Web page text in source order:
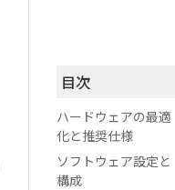
目次
ハードウェアの最適
化と推奨仕様
ソフトウェア設定と
構成